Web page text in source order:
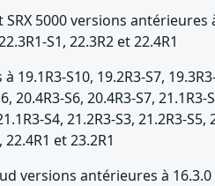
5000 versions antérieures
S1, 22.3R2 et 22.4R1
S10, 19.2R3-S7,
20.4R3-S6, 20.4R3-S7,
S4, 21.2R3-S3, 21.2R3-
22.4R1 et 23.2R1
versions antérieures à 16.3.0